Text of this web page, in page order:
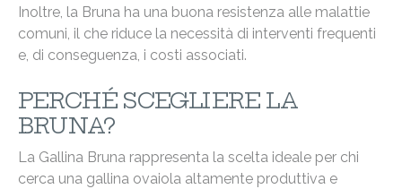
Inoltre, la Bruna ha una buona resistenza alle malattie
comuni, il che riduce la necessità di interventi frequenti
e, di conseguenza, i costi associati.
PERCHÉ SCEGLIERE LA
BRUNA?
La Gallina Bruna rappresenta la scelta ideale per chi
cerca una gallina ovaiola altamente produttiva e